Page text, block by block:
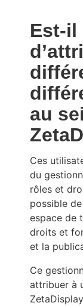
Est-il
au
Ces
du
rôles et
possible
espace de
droits et
et la
Ce
attribuer à